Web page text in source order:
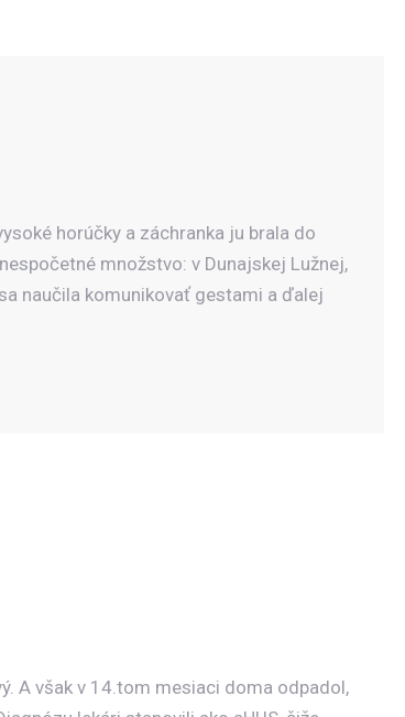
horúčky a záchranka ju brala do
množstvo: v Dunajskej Lužnej,
naučila komunikovať gestami a ďalej
A však v 14.tom mesiaci doma odpadol,